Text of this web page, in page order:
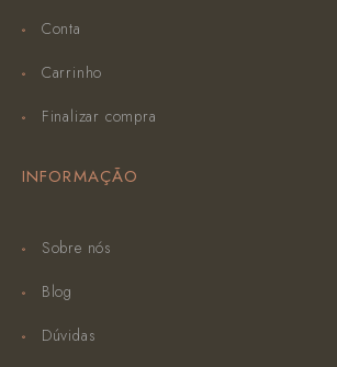
Conta
Carrinho
Finalizar compra
INFORMAÇÃO
Sobre nós
Blog
Dúvidas